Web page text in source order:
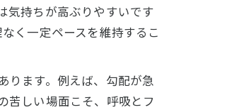
気持ちが高ぶりやすいです
く一定ペースを維持するこ
ります。例えば、勾配が急
苦しい場面こそ、呼吸とフ